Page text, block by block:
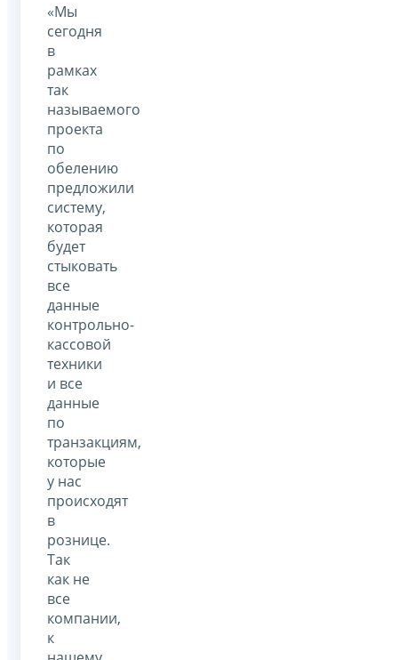
«Мы
сегодня
в
рамках
так
называемого
проекта
по
обелению
предложили
систему,
которая
будет
стыковать
все
данные
контрольно-
кассовой
техники
и все
данные
по
транзакциям,
которые
у нас
происходят
в
рознице.
Так
как не
все
компании,
к